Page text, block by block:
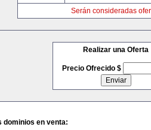
Serán consideradas
Realizar una Oferta
Precio Ofrecido $
dominios en venta: